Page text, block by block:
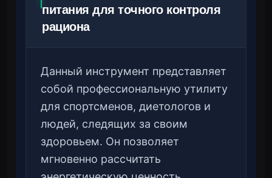
питания для точного контроля
рациона
Данный инструмент представляет
собой профессиональную утилиту
для спортсменов, диетологов и
людей, следящих за своим
здоровьем. Он позволяет
мгновенно рассчитать